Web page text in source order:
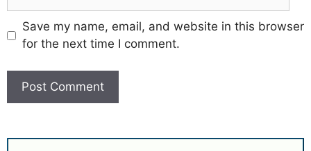
Save my name, email, and website in this browser
for the next time I comment.